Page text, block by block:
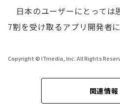
日本のユーザーにとっては
7割を受け取るアプリ開発者
Copyright © ITmedia, Inc. All Rights
関連情報